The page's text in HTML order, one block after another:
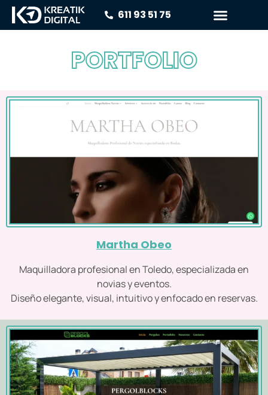
611 93 51 75
PORTFOLIO
Martha Obeo
Maquilladora profesional en Toledo, especializada en
novias y eventos.
Diseño elegante, visual, intuitivo y enfocado en reservas.